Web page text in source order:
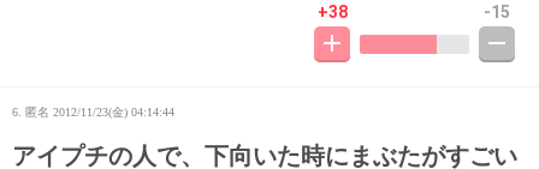
+38 -15
6. 匿名 2012/11/23(金) 04:14:44
アイプチの人で、下向いた時にまぶたがすごい